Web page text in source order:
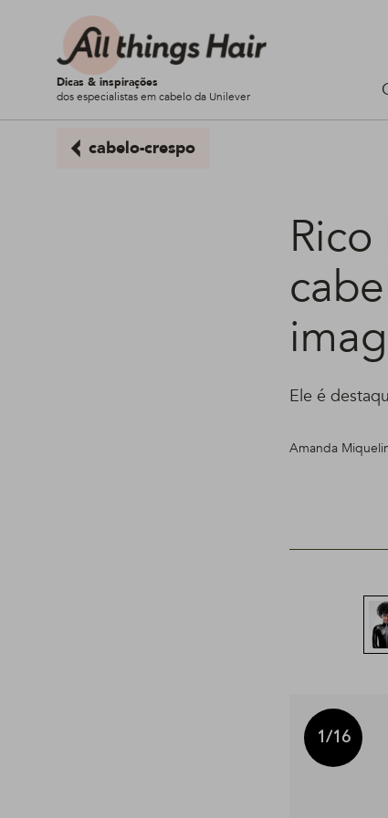
Dicas & inspirações
dos especialistas em cabelo da Unilever
cabelo-crespo
Ele é
Amanda
1/16